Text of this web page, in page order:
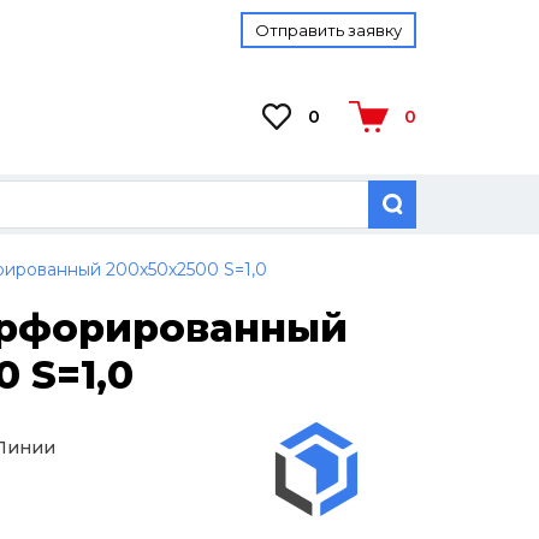
Отправить заявку
0 0
200х50х2500 S=1,0
S=1,0